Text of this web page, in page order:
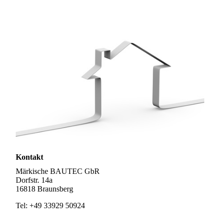
Kontakt
Märkische BAUTEC GbR
Dorfstr. 14a
16818 Braunsberg
Tel: +49 33929 50924